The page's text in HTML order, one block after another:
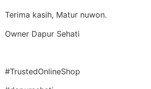
Terima kasih, Matur nuwon.
Owner Dapur Sehati
#TrustedOnlineShop